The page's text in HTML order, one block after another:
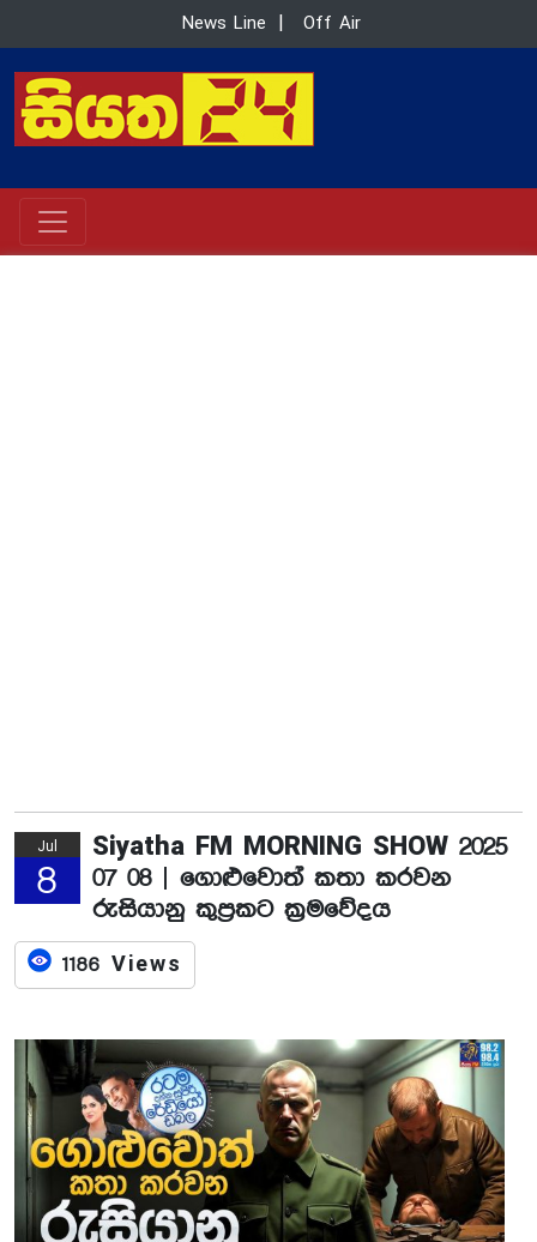
News Line Off Air
Jul
8
Siyatha FM MORNING SHOW 2025
07 08 | ගොළුවොත් කතා කරවන
රුසියානු කුප්‍රකට ක්‍රමවේදය
1186 Views